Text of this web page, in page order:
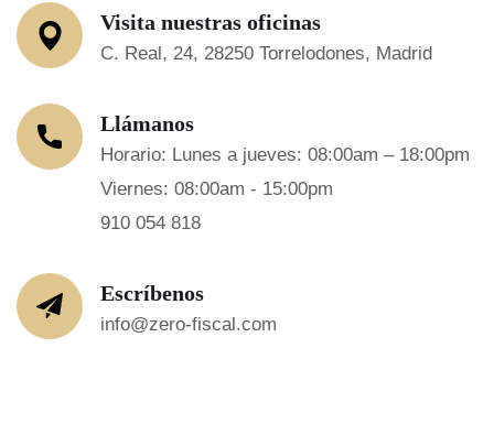
Visita nuestras oficinas
C. Real, 24, 28250 Torrelodones, Madrid
Llámanos
Horario: Lunes a jueves: 08:00am – 18:00pm
Viernes: 08:00am - 15:00pm
910 054 818
Escríbenos
info@zero-fiscal.com